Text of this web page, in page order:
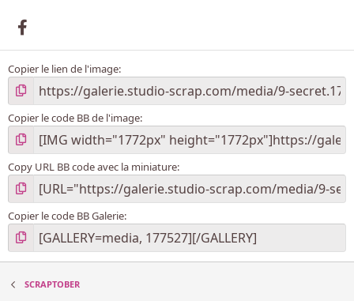
Copier le lien de l'image
Copier le code BB de l'image
Copy URL BB code avec la miniature
Copier le code BB Galerie
SCRAPTOBER